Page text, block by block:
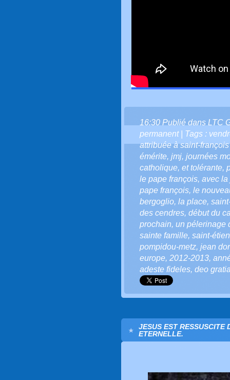
16:30 Publié dans LTC
permanent| Tags :
attribuée à saint-
émérite, jmj, journées
catholique, et tolérante,
le pape françois, avec la
pape françois, le
bergoglio, la place,
des cendres, début du
prochain, un pélerinage
sainte famille, saint-
pompidou-metz, jean
europe, 2012-2013,
adeste fideles, deo
JESUS EST RESSUSCITE
ETERNELLE.